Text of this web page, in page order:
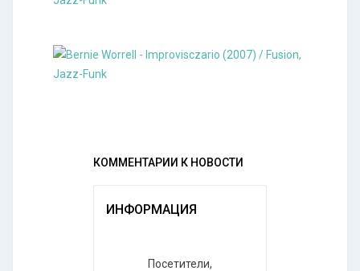
КОММЕНТАРИИ К НОВОСТИ
ИНФОРМАЦИЯ
Посетители,